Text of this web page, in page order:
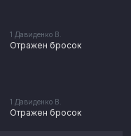
1 Давиденко В.
Отражен бросок
1 Давиденко В.
Отражен бросок